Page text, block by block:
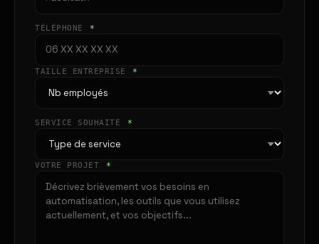
TÉLÉPHONE *
TAILLE ENTREPRISE *
SERVICE SOUHAITÉ *
VOTRE PROJET *